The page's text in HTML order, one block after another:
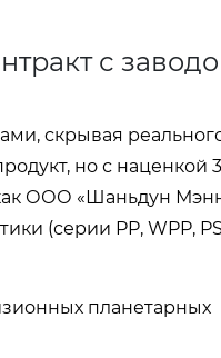
с
скрывая
но с наценкой
как ООО «Шаньдун
(серии PP, WPP,
планетарных